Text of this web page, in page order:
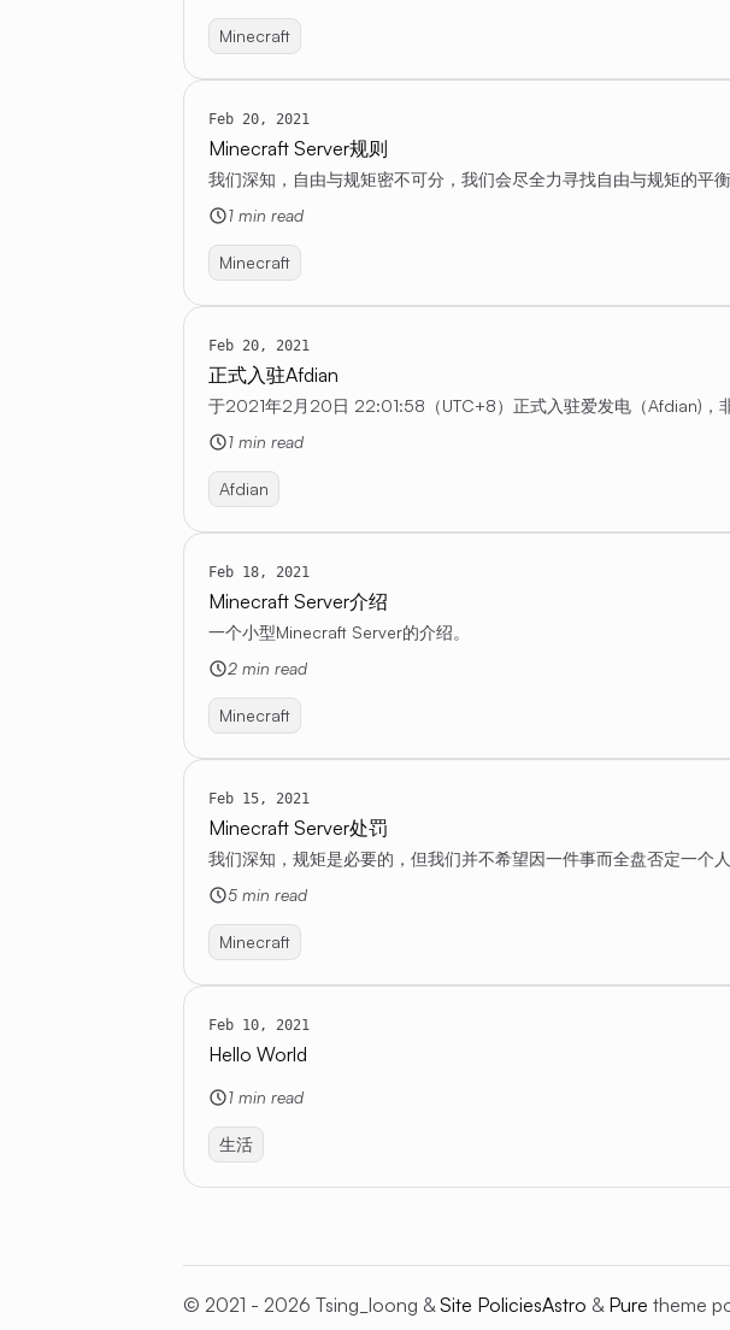
Minecraft
Feb 20, 2021
Minecraft Server规则
我们深知，自由与规矩密不可分，我们会尽全力寻找自由与规矩的平
1 min read
Minecraft
Feb 20, 2021
正式入驻Afdian
于2021年2月20日 22:01:58（UTC+8）正式入驻爱发电（Afdian)，
1 min read
Afdian
Feb 18, 2021
Minecraft Server介绍
一个小型Minecraft Server的介绍。
2 min read
Minecraft
Feb 15, 2021
Minecraft Server处罚
我们深知，规矩是必要的，但我们并不希望因一件事而全盘否定一个
5 min read
Minecraft
Feb 10, 2021
Hello World
1 min read
生活
© 2021 - 2026 Tsing_loong &Site PoliciesAstro & Pure theme